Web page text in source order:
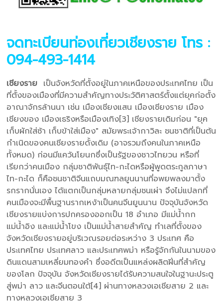
จดทะเบียนท่องเที่ยวเชียงรายโทร :
094-493-1414
เชียงราย เป็นจังหวัดที่ตั้งอยู่ในภาคเหนือของประเทศไทย เป็น
ที่ตั้งของเมืองที่มีความสำคัญทางประวัติศาสตร์ตั้งแต่ยุคก่อตั้ง
อาณาจักรล้านนา เช่น เมืองเชียงแสน เมืองเชียงราย เมือง
เชียงของ เมืองเธริงหรือเมืองเทิง[3] เชียงรายเดิมก่อน "ยุค
เก็บผักใส่ซ้า เก็บข้าใส่เมือง" สมัยพระเจ้ากาวิละ ชนชาติที่เป็นต้น
กำเนิดของคนเชียงรายดั้งเดิม (อาจรวมถึงคนในภาคเหนือ
ทั้งหมด) ก่อนมีแคว้นโยนกซึ่งเป็นรัฐของชาวไทยวน หรือที่
เรียกว่าคนเมือง กลุ่มชาติพันธุ์ไท-กะไดหรือผู้พูดตระกูลภาษา
ไท-กะได ก็คือชนชาติจีนแถบมณฑลยูนนานที่อพยพลงมาตั้ง
รกรากนั่นเอง ได้แตกเป็นกลุ่มหลายกลุ่มชนเผ่า จึงไม่แปลกที่
คนเมืองจะมีพื้นฐานรากเหง้าเป็นคนจีนยูนนาน ปัจจุบันจังหวัด
เชียงรายแบ่งการปกครองออกเป็น 18 อำเภอ มีแม่น้ำกก
แม่น้ำอิง และแม่น้ำโขง เป็นแม่น้ำสายสำคัญ ทำเลที่ตั้งของ
จังหวัดเชียงรายอยู่บริเวณรอยต่อระหว่าง 3 ประเทศ คือ
ประเทศไทย ประเทศลาว และประเทศพม่า หรือรู้จักกันในนามของ
ดินแดนสามเหลี่ยมทองคำ ซึ่งอดีตเป็นแหล่งผลิตฝิ่นที่สำคัญ
ของโลก ปัจจุบัน จังหวัดเชียงรายได้รับความสนใจในฐานะประตู
สู่พม่า ลาว และจีนตอนใต้[4] ผ่านทางหลวงเอเชียสาย 2 และ
ทางหลวงเอเชียสาย 3